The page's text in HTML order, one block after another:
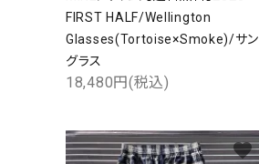
FIRST HALF/Wellington
Glasses(Tortoise×Smoke)/サン
グラス
18,480円(税込)
favorite